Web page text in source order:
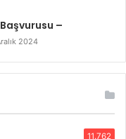
–
2024
11.762